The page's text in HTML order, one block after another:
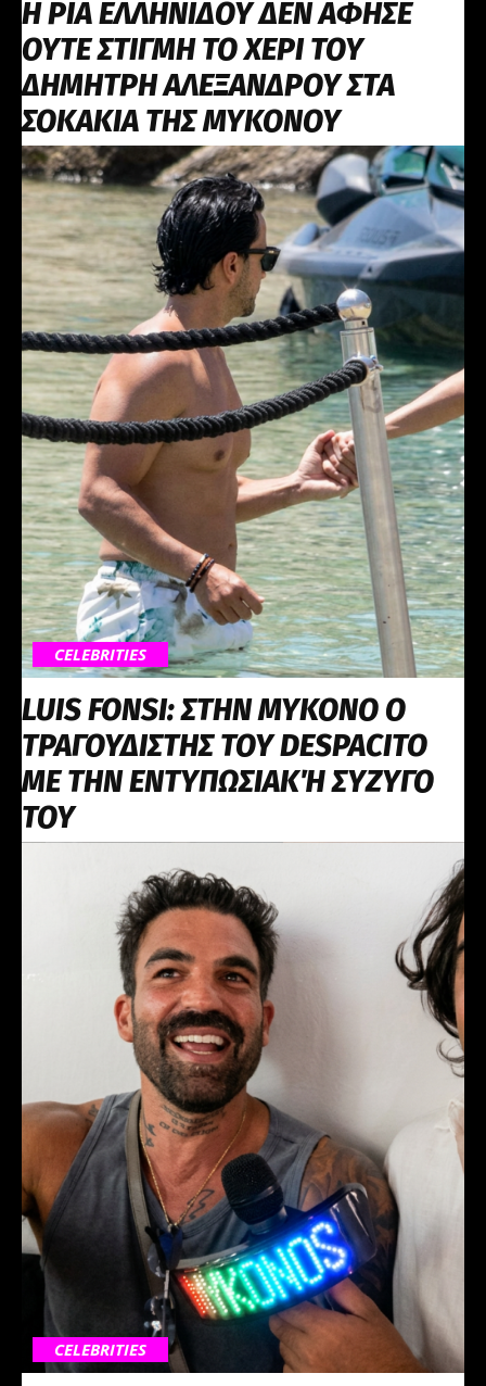
Η ΡΙΑ ΕΛΛΗΝΙΔΟΥ ΔΕΝ ΑΦΗΣΕ
ΟΥΤΕ ΣΤΙΓΜΗ ΤΟ ΧΕΡΙ ΤΟΥ
ΔΗΜΗΤΡΗ ΑΛΕΞΑΝΔΡΟΥ ΣΤΑ
ΣΟΚΑΚΙΑ ΤΗΣ ΜΥΚΟΝΟΥ
CELEBRITIES
LUIS FONSI: ΣΤΗΝ ΜΥΚΟΝΟ Ο
ΤΡΑΓΟΥΔΙΣΤΗΣ ΤΟΥ DESPACITO
ME ΤΗΝ ΕΝΤΥΠΩΣΙΑΚΉ ΣΥΖΥΓΟ
ΤΟΥ
CELEBRITIES